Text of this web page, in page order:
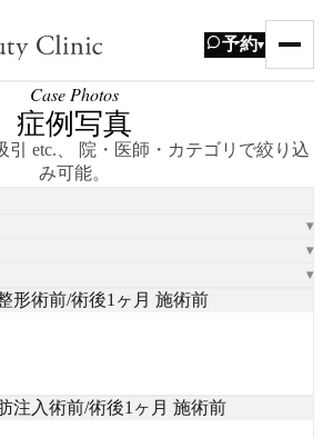
予約▾
Case Photos
症例写真
引 etc.、 院・医師・カテゴリで絞り込
み可能。